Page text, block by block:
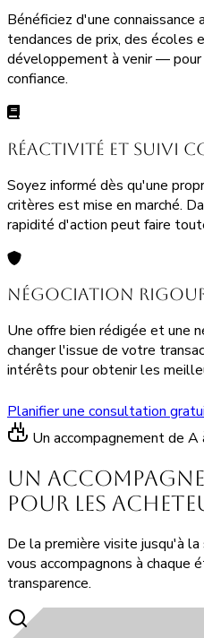
Bénéficiez d'une
tendances de prix, des écoles
développement à venir — pour
confiance.
Réactivité et suivi
Soyez informé dès qu'une
critères est mise en marché.
rapidité d'action peut faire
Négociation
Une offre bien rédigée et une
changer l'issue de votre
intérêts pour obtenir les
Planifier une consultation
Un accompagnement de A
Un
pour les
De la première visite jusqu'à
vous accompagnons à chaque
transparence.